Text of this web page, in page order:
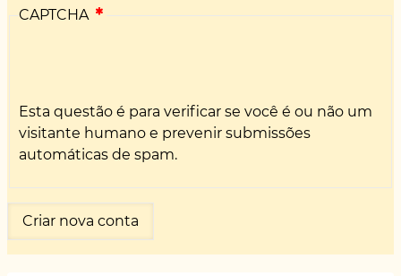
CAPTCHA
Esta questão é para verificar se você é ou não um
visitante humano e prevenir submissões
automáticas de spam.